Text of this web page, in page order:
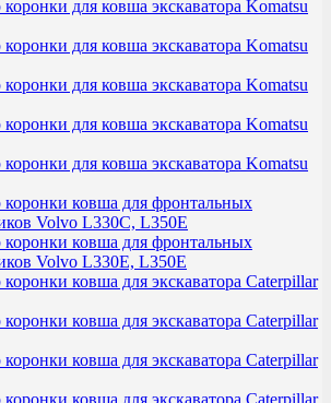
для ковша экскаватора Komatsu
для ковша экскаватора Komatsu
для ковша экскаватора Komatsu
для ковша экскаватора Komatsu
для ковша экскаватора Komatsu
коронки ковша для фронтальных
Volvo L330C, L350E
коронки ковша для фронтальных
Volvo L330E, L350E
ковша для экскаватора Caterpillar
ковша для экскаватора Caterpillar
ковша для экскаватора Caterpillar